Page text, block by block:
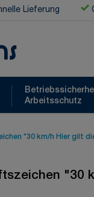
Lieferung
Arbeitsschutz
"30 km/h Hier gilt
"30